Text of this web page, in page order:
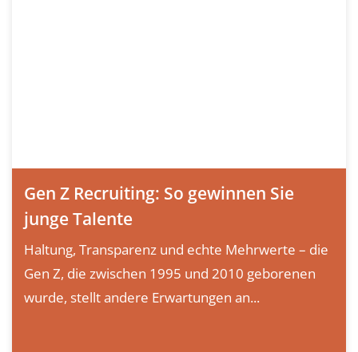
Gen Z Recruiting: So gewinnen Sie
junge Talente
Haltung, Transparenz und echte Mehrwerte – die
Gen Z, die zwischen 1995 und 2010 geborenen
wurde, stellt andere Erwartungen an...